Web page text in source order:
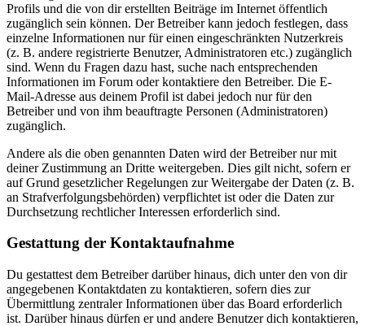
Profils und die von dir erstellten Beiträge im Internet öffentlich
zugänglich sein können. Der Betreiber kann jedoch festlegen, dass
einzelne Informationen nur für einen eingeschränkten Nutzerkreis
(z. B. andere registrierte Benutzer, Administratoren etc.) zugänglich
sind. Wenn du Fragen dazu hast, suche nach entsprechenden
Informationen im Forum oder kontaktiere den Betreiber. Die E-
Mail-Adresse aus deinem Profil ist dabei jedoch nur für den
Betreiber und von ihm beauftragte Personen (Administratoren)
zugänglich.
Andere als die oben genannten Daten wird der Betreiber nur mit
deiner Zustimmung an Dritte weitergeben. Dies gilt nicht, sofern er
auf Grund gesetzlicher Regelungen zur Weitergabe der Daten (z. B.
an Strafverfolgungsbehörden) verpflichtet ist oder die Daten zur
Durchsetzung rechtlicher Interessen erforderlich sind.
Gestattung der Kontaktaufnahme
Du gestattest dem Betreiber darüber hinaus, dich unter den von dir
angegebenen Kontaktdaten zu kontaktieren, sofern dies zur
Übermittlung zentraler Informationen über das Board erforderlich
ist. Darüber hinaus dürfen er und andere Benutzer dich kontaktieren,